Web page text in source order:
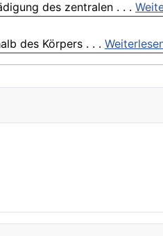
des zentralen . . .
des Körpers . . .